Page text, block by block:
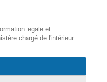
légale et
chargé de l'intérieur